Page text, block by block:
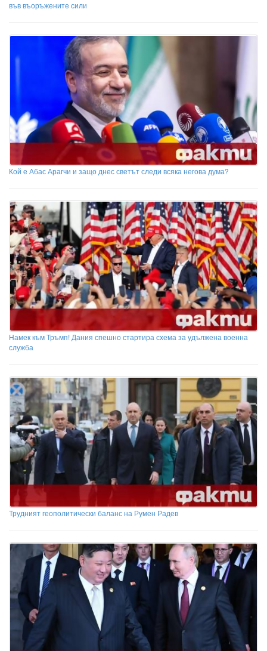
във въоръжените сили
Кой е Абас Арагчи и защо днес светът следи всяка негова дума?
Намек към Тръмп! Дания спешно стартира схема за удължена военна
служба
Трудният геополитически баланс на Румен Радев